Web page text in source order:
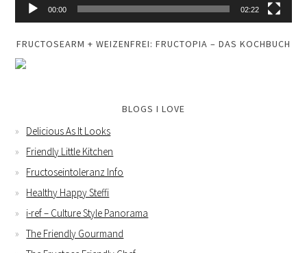
00:00 02:22
FRUCTOSEARM + WEIZENFREI: FRUCTOPIA – DAS KOCHBUCH
BLOGS I LOVE
Delicious As It Looks
Friendly Little Kitchen
Fructoseintoleranz Info
Healthy Happy Steffi
i-ref – Culture Style Panorama
The Friendly Gourmand